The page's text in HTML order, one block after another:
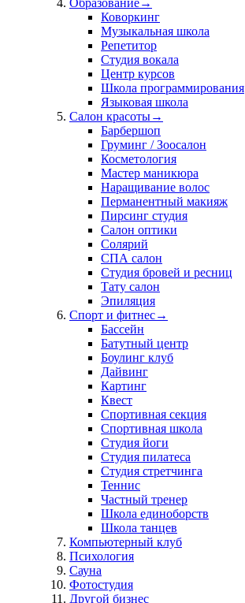
Образование→
Коворкинг
Музыкальная школа
Репетитор
Студия вокала
Центр курсов
Школа программирования
Языковая школа
Салон красоты→
Барбершоп
Груминг / Зоосалон
Косметология
Мастер маникюра
Наращивание волос
Перманентный макияж
Пирсинг студия
Салон оптики
Солярий
СПА салон
Студия бровей и ресниц
Тату салон
Эпиляция
Спорт и фитнес→
Бассейн
Батутный центр
Боулинг клуб
Дайвинг
Картинг
Квест
Спортивная секция
Спортивная школа
Студия йоги
Студия пилатеса
Студия стретчинга
Теннис
Частный тренер
Школа единоборств
Школа танцев
Компьютерный клуб
Психология
Сауна
Фотостудия
Другой бизнес